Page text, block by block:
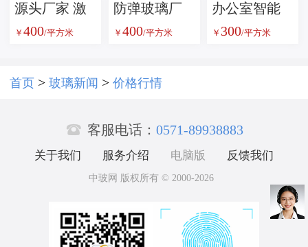
源头厂家 激
光内雕玻璃
质保障
￥ 400/平方米
防弹玻璃厂
家供应 多种
防工程专用
￥ 400/平方米
办公室智能
调光雾化玻
控 防紫外线
更节能
￥ 300/平方米
首页 > 玻璃新闻 > 价格行情
 客服电话： 0571-89938883
关于我们 服务介绍 电脑版 反馈我们
中玻网 版权所有 © 2000-2026